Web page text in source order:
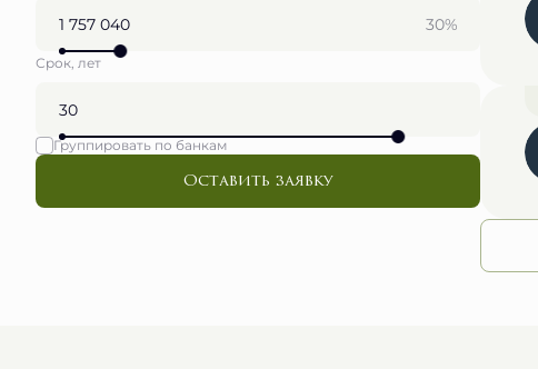
30%
Срок, лет
Группировать по банкам
Оставить заявку